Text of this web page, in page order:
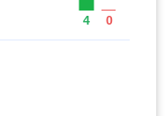
4 0